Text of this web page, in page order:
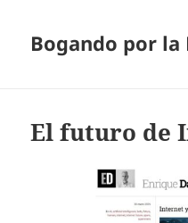
Bogando por la
El futuro de